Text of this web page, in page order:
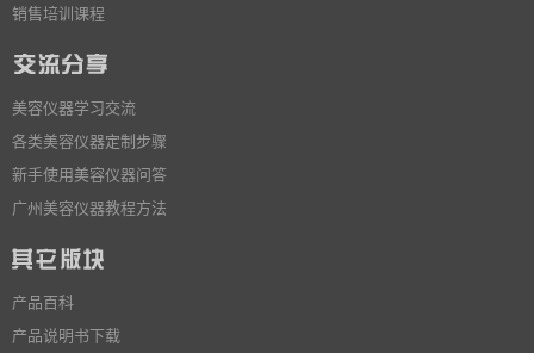
销售培训课程
美容仪器学习交流
各类美容仪器定制步骤
新手使用美容仪器问答
广州美容仪器教程方法
产品百科
产品说明书下载